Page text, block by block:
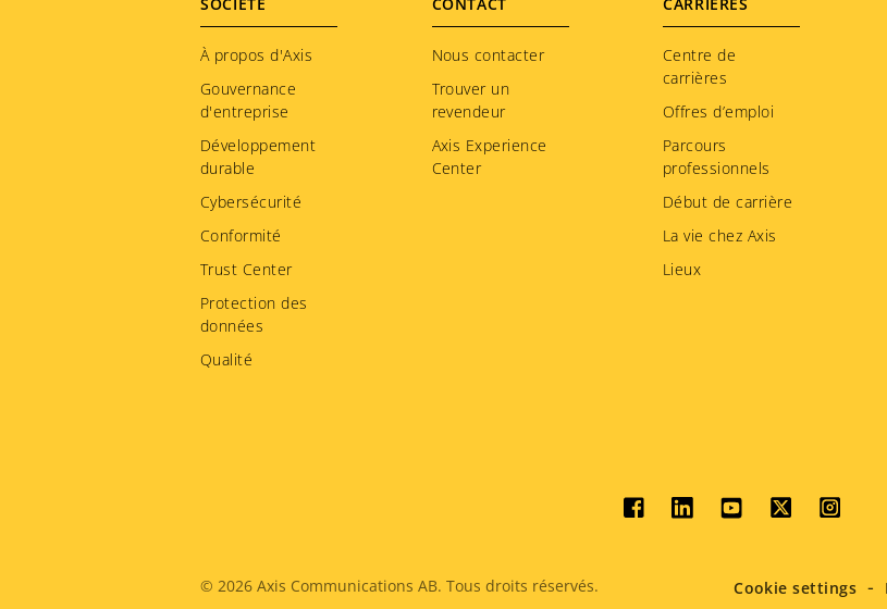
Footer
menu
À propos d'Axis
Gouvernance
d'entreprise
Développement
durable
Cybersécurité
Conformité
Trust Center
Protection des
données
Qualité
Nous contacter
Trouver un
revendeur
Axis Experience
Center
Centre de
carrières
Offres d’emploi
Parcours
professionnels
Début de carrière
La vie chez Axis
Lieux
Social
Legal
© 2026 Axis Communications AB. Tous droits réservés. Cookie settings